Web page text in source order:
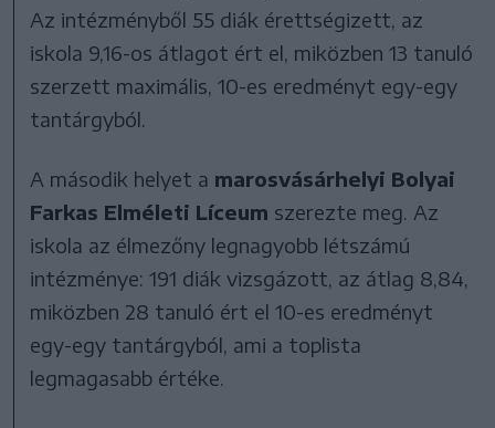
Az intézményből 55 diák érettségizett, az
iskola 9,16-os átlagot ért el, miközben 13 tanuló
szerzett maximális, 10-es eredményt egy-egy
tantárgyból.
A második helyet a marosvásárhelyi Bolyai
Farkas Elméleti Líceum szerezte meg. Az
iskola az élmezőny legnagyobb létszámú
intézménye: 191 diák vizsgázott, az átlag 8,84,
miközben 28 tanuló ért el 10-es eredményt
egy-egy tantárgyból, ami a toplista
legmagasabb értéke.